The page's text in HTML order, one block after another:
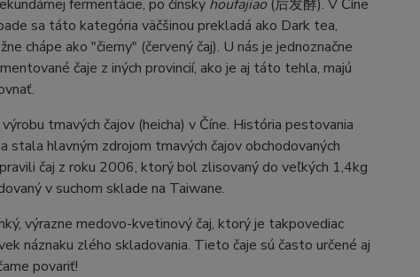
fermentácie, po čínsky houfajiao(后发酵). V Číne
sa táto kategória väčšinou prekladá ako Dark tea,
chápe ako "čierny" (červený čaj). U nás je jednoznačne
čaje z iných provincií, ako je aj táto tehla, majú
tmavých čajov (heicha) v Číne. História pestovania
stala hlavným zdrojom tmavých čajov obchodovaných
čaj z roku 2006, ktorý bol zlisovaný do veľkých 1,4kg
v suchom sklade na Taiwane.
výrazne medovo-kvetinový čaj, ktorý je takpovediac
náznaku zlého skladovania. Tieto čaje sú často určené aj
povariť!